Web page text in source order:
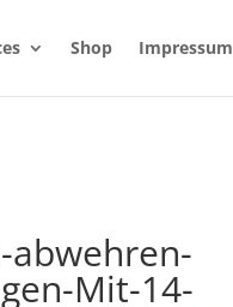
Shop Impressum
abwehren-
Mit-14-